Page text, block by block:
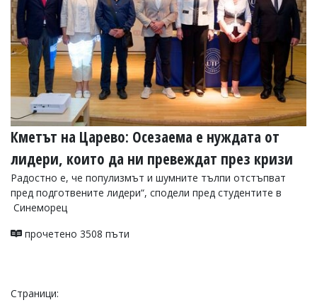
Кметът на Царево: Осезаема е нуждата от
лидери, които да ни превеждат през кризи
Радостно е, че популизмът и шумните тълпи отстъпват
пред подготвените лидери“, сподели пред студентите в
Синеморец
прочетено 3508 пъти
Страници: